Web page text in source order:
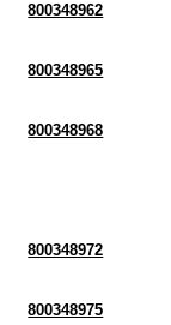
800348962
800348965
800348968
800348972
800348975